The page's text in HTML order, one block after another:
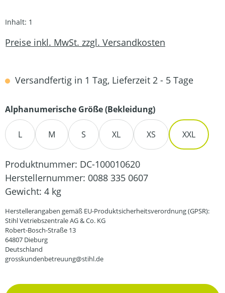
Inhalt: 1
Preise inkl. MwSt. zzgl. Versandkosten
Versandfertig in 1 Tag, Lieferzeit 2 - 5 Tage
Alphanumerische Größe (Bekleidung)auswählen
L M S XL XS XXL
Produktnummer: DC-100010620
Herstellernummer: 0088 335 0607
Gewicht: 4 kg
Herstellerangaben gemäß EU-Produktsicherheitsverordnung (GPSR):
Stihl Vetriebszentrale AG & Co. KG
Robert-Bosch-Straße 13
64807 Dieburg
Deutschland
grosskundenbetreuung@stihl.de